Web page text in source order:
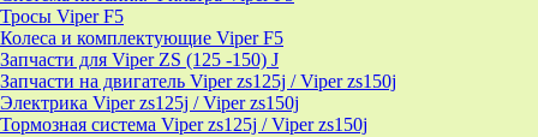
Тросы Viper F5
Колеса и комплектующие Viper F5
Запчасти для Viper ZS (125 -150) J
Запчасти на двигатель Viper zs125j / Viper zs150j
Электрика Viper zs125j / Viper zs150j
Тормозная система Viper zs125j / Viper zs150j